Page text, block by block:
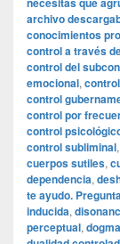
archivo
conocimientos
control a través
control del
emocional,
control
control por
control
control subliminal,
cuerpos sutiles,
dependencia,
te ayudo.
inducida,
perceptual, dogma